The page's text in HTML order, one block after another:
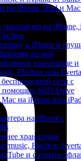
на iPhone, iPad и
на iPhone,
к iPhone и
на ней
хранилище и
Flacbox или
сети с
помощью WiFi-Drive
на iPhone или
на iPhone с
хранилище
Flacbox,
и слушать